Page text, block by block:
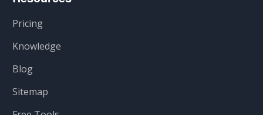
Pricing
Knowledge
Blog
Sitemap